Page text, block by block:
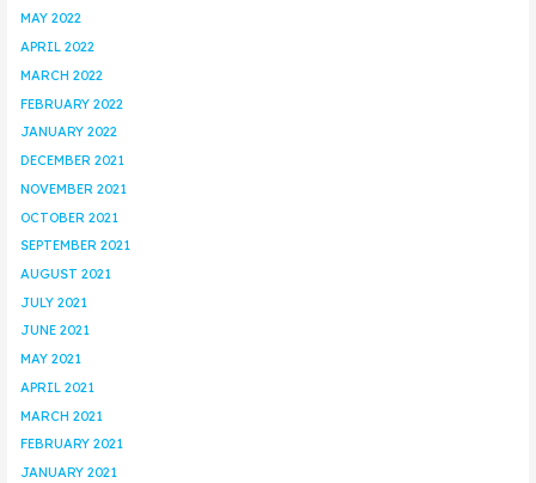
MAY 2022
APRIL 2022
MARCH 2022
FEBRUARY 2022
JANUARY 2022
DECEMBER 2021
NOVEMBER 2021
OCTOBER 2021
SEPTEMBER 2021
AUGUST 2021
JULY 2021
JUNE 2021
MAY 2021
APRIL 2021
MARCH 2021
FEBRUARY 2021
JANUARY 2021